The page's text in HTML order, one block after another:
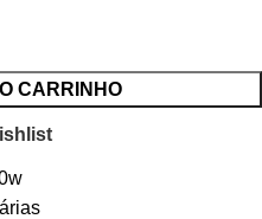
CARRINHO